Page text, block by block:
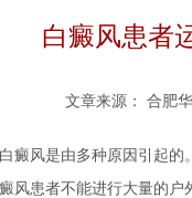
白癜风患者
文章来源： 合肥
风是由多种原因引起的
风患者不能进行大量的户